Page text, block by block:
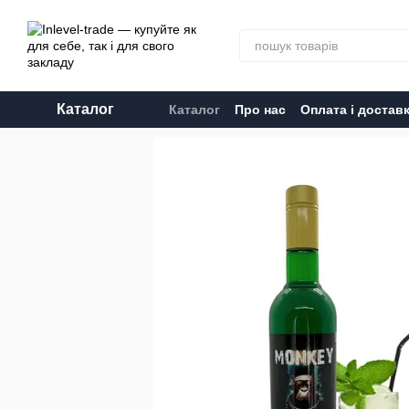
Каталог Каталог Про нас Оплата і